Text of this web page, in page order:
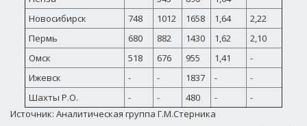
Новосибирск
748 1012 1658 1,64
2,22
Пермь
680 882 1430 1,62
2,10
Омск
518 676 955 1,41
-
Ижевск
- - 1837 -
-
Шахты Р.О.
- - 480 -
-
Источник: Аналитическая группа Г.М.Стерника